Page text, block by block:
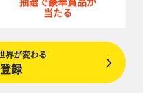
抽選で豪華賞品が
当たる
界が変わる
録